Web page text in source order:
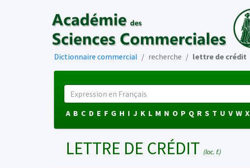
Dictionnaire commercial recherche lettre de crédit
A B C D E F G H I J K L M N O P Q R S T U V W X
LETTRE DE CRÉDIT (loc. f.)